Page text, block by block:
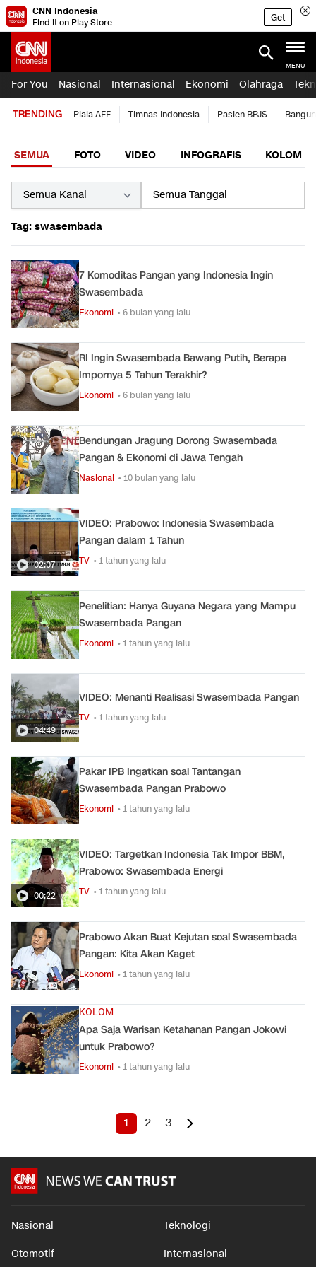
CNN Indonesia
Find it on Play Store
Get
MENU
For You Nasional Internasional Ekonomi Olahraga
TRENDING Piala AFF Timnas Indonesia Pasien BPJS
SEMUA FOTO VIDEO INFOGRAFIS KOLOM
Tag: swasembada
7 Komoditas Pangan yang Indonesia Ingin
Swasembada
Ekonomi • 6 bulan yang lalu
RI Ingin Swasembada Bawang Putih, Berapa
Impornya 5 Tahun Terakhir?
Ekonomi • 6 bulan yang lalu
Bendungan Jragung Dorong Swasembada
Pangan & Ekonomi di Jawa Tengah
Nasional • 10 bulan yang lalu
02:07
VIDEO: Prabowo: Indonesia Swasembada
Pangan dalam 1 Tahun
TV • 1 tahun yang lalu
Penelitian: Hanya Guyana Negara yang Mampu
Swasembada Pangan
Ekonomi • 1 tahun yang lalu
04:49
VIDEO: Menanti Realisasi Swasembada Pangan
TV • 1 tahun yang lalu
Pakar IPB Ingatkan soal Tantangan
Swasembada Pangan Prabowo
Ekonomi • 1 tahun yang lalu
00:22
VIDEO: Targetkan Indonesia Tak Impor BBM,
Prabowo: Swasembada Energi
TV • 1 tahun yang lalu
Prabowo Akan Buat Kejutan soal Swasembada
Pangan: Kita Akan Kaget
Ekonomi • 1 tahun yang lalu
KOLOM
Apa Saja Warisan Ketahanan Pangan Jokowi
untuk Prabowo?
Ekonomi • 1 tahun yang lalu
1 2 3
Nasional Teknologi
Otomotif Internasional